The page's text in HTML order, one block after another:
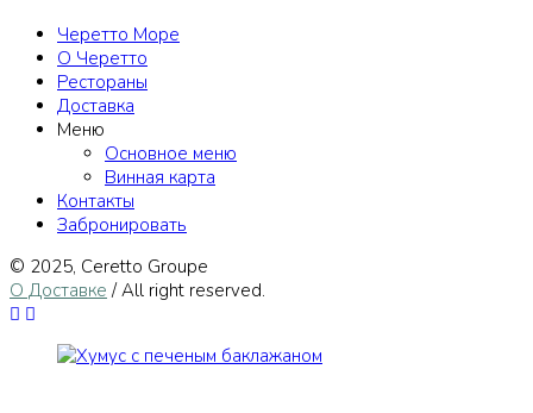
Черетто Море
О Черетто
Рестораны
Доставка
Меню
Основное меню
Винная карта
Контакты
Забронировать
© 2025, Сeretto Groupe
О Доставке / All right reserved.